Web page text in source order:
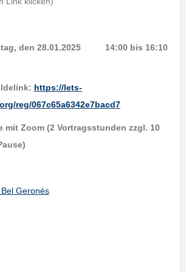
den 28.01.2025 14:00 bis 16:10
https://lets-
reg/067c65a6342e7bacd7
mit Zoom (2 Vortragsstunden zzgl. 10
Geronés